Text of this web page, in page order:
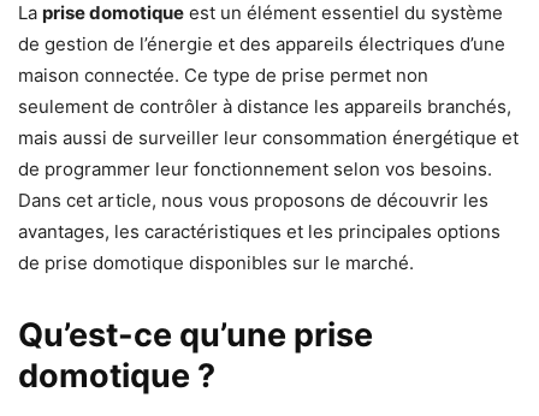
La prise domotique est un élément essentiel du système
de gestion de l’énergie et des appareils électriques d’une
maison connectée. Ce type de prise permet non
seulement de contrôler à distance les appareils branchés,
mais aussi de surveiller leur consommation énergétique et
de programmer leur fonctionnement selon vos besoins.
Dans cet article, nous vous proposons de découvrir les
avantages, les caractéristiques et les principales options
de prise domotique disponibles sur le marché.
Qu’est-ce qu’une prise
domotique ?